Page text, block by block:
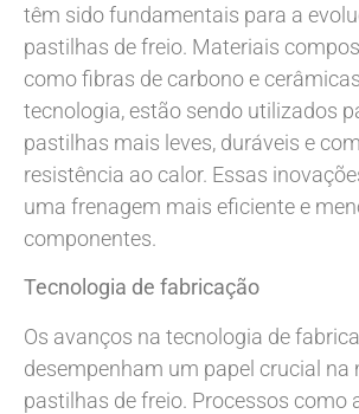
têm sido fundamentais para a
pastilhas de freio. Materiais
como fibras de carbono e
tecnologia, estão sendo utilizados
pastilhas mais leves, duráveis e
resistência ao calor. Essas
uma frenagem mais eficiente e
componentes.
Tecnologia de fabricação
Os avanços na tecnologia de
desempenham um papel crucial na
pastilhas de freio. Processos como